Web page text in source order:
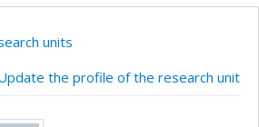
units
the profile of the research unit